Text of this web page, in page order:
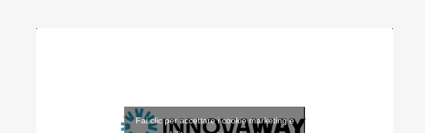
Fai clic per accettare i cookie marketing e